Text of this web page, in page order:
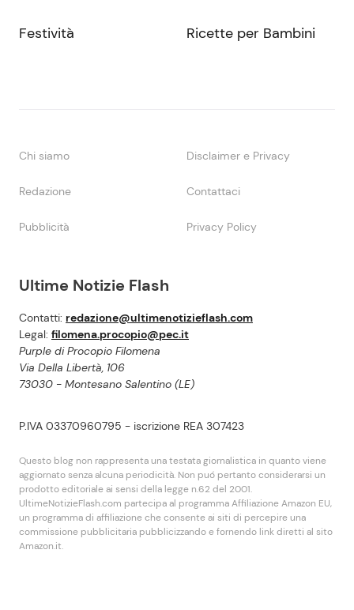
Ultime Notizie Flash
Contatti: redazione@ultimenotizieflash.com
Legal: filomena.procopio@pec.it
Purple di Procopio Filomena
Via Della Libertà, 106
73030 - Montesano Salentino (LE)
P.IVA 03370960795 - iscrizione REA 307423
Questo blog non rappresenta una testata giornalistica in quanto viene
aggiornato senza alcuna periodicità. Non puó pertanto considerarsi un
prodotto editoriale ai sensi della legge n.62 del 2001.
UltimeNotizieFlash.com partecipa al programma Affiliazione Amazon EU,
un programma di affiliazione che consente ai siti di percepire una
commissione pubblicitaria pubblicizzando e fornendo link diretti al sito
Amazon.it.
Festività Ricette per Bambini
Chi siamo Disclaimer e Privacy
Redazione Contattaci
Pubblicità Privacy Policy